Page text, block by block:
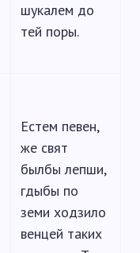
шукалем до
тей поры.
Естем певен,
же свят
былбы лепши,
гдыбы по
земи ходзило
венцей таких